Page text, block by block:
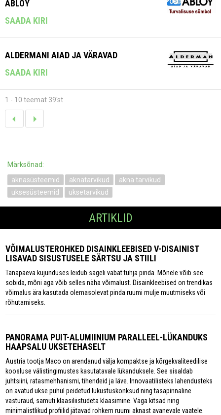
ABLOY
SAADA KIRI
ALDERMANI AIAD JA VÄRAVAD
SAADA KIRI
1 - 10 teemat 39'st
Märksõnad:
aknasüsteemid
aknatarvikud
akna tarvikud
uksesüsteemid
uksetarvikud
ARTIKLID
VÕIMALUSTEROHKED DISAINKLEEBISED V-DISAINIST
LISAVAD SISUSTUSELE SÄRTSU JA STIILI
Tänapäeva kujunduses leidub sageli vabat tühja pinda. Mõnele võib see
sobida, mõni aga võib selles näha võimalust. Disainkleebised on trendikas
võimalus ära kasutada olemasolevat pinda ruumi mulje muutmiseks või
rõhutamiseks.
PANORAMA PUIT-ALUMIINIUM PARALLEEL-LÜKANDUKS
HAAPSALU UKSETEHASELT
Austria tootja Maco on arendanud välja kompaktse ja kõrgekvaliteedilise
koosluse välistingimustes kasutatavale lükanduksele. See sisaldab
juhtsiini, ratasmehhanismi, tihendeid ja läve. Innovaatilisteks lahendusteks
on avatud ukse puhul peidetud lukustuskonksud ning tasapinnaline
vasturaud, samuti klaasiliistudeta klaasimine. Väga kitsad ning
minimalistlikud profiilid jätavad rohkem ruumi aknast avanevale vaatele.